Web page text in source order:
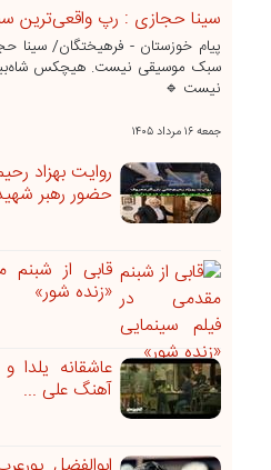
سینا حجازی : رپ
پیام خوزستان - فرهیختگان/ سینا
سبک موسیقی نیست. هیچکس
نیست 🔹
جمعه ۱۶ مرداد ۱۴۰۵
روایت بهزاد
حضور رهبر
قابی از شبنم
«زنده شور»
عاشقانه یلدا
آهنگ علی ...